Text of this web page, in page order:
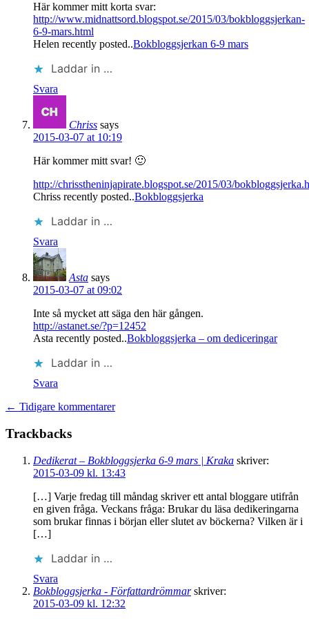
Här kommer mitt korta svar:
http://www.midnattsord.blogspot.se/2015/03/bokbloggsjerkan-
6-9-mars.html
Helen recently posted..Bokbloggsjerkan 6-9 mars
Laddar in …
Svara
Chriss says
2015-03-07 at 10:19
Här kommer mitt svar! 🙂
http://chrisstheninjapirate.blogspot.se/2015/03/
Chriss recently posted..Bokbloggsjerka
Laddar in …
Svara
Asta says
2015-03-07 at 09:02
Inte så mycket att säga den här gången.
http://astanet.se/?p=12452
Asta recently posted..Bokbloggsjerka – om dediceringar
Laddar in …
Svara
← Tidigare kommentarer
Trackbacks
Dedikerat – Bokbloggsjerka 6-9 mars | Kraka skriver:
2015-03-09 kl. 13:43
[…] Varje fredag till måndag skriver ett antal bloggare utifrån
en given fråga. Veckans fråga: Brukar du läsa dedikeringarna
som brukar finnas i början eller slutet av böckerna? Vilken är i
[…]
Laddar in …
Svara
Bokbloggsjerka - Författardrömmar skriver:
2015-03-09 kl. 12:32